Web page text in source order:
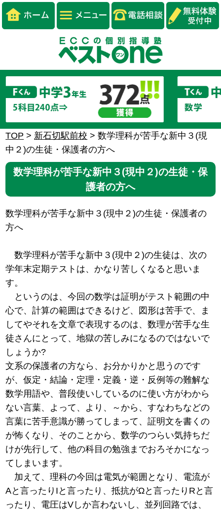
TOP > 新石切駅前校 >数学理科が苦手な新中３(現
中２)の生徒・保護者の方へ
数学理科が苦手な新中３(現中２)の生徒・保
護者の方へ
数学理科が苦手な新中３(現中２)の生徒・保護者の
方へ
数学理科が苦手な新中３(現中２)の生徒は、次の
学年末定期テストは、かなり苦しくなると思いま
す。
というのは、今回の数学は証明がテスト範囲の中
心で、計算の範囲はできるけど、図形は苦手で、ま
してやそれを文章で表現するのは、数理が苦手な生
徒さんにとって、地獄の苦しみになるのではないで
しょうか?
文系の保護者の方なら、お分かりかと思うのです
が、仮定・結論・定理・定義・逆・反例等の難解な
数学用語や、普段使いしているのに使い方がわから
ない言葉、よって、より、～から、すなわちなどの
言葉に苦手意識が勝ってしまって、証明文を書くの
が怖くなり、そのことから、数学のつらい気持ちだ
けが先行して、他の科目の勉強までおろそかになっ
てしまいます。
加えて、理科の今回は電気が範囲となり、電流が
Aと言ったりIと言ったり、抵抗がΩと言ったりRと言
ったり、電圧はVしか言わないし、並列回路では、